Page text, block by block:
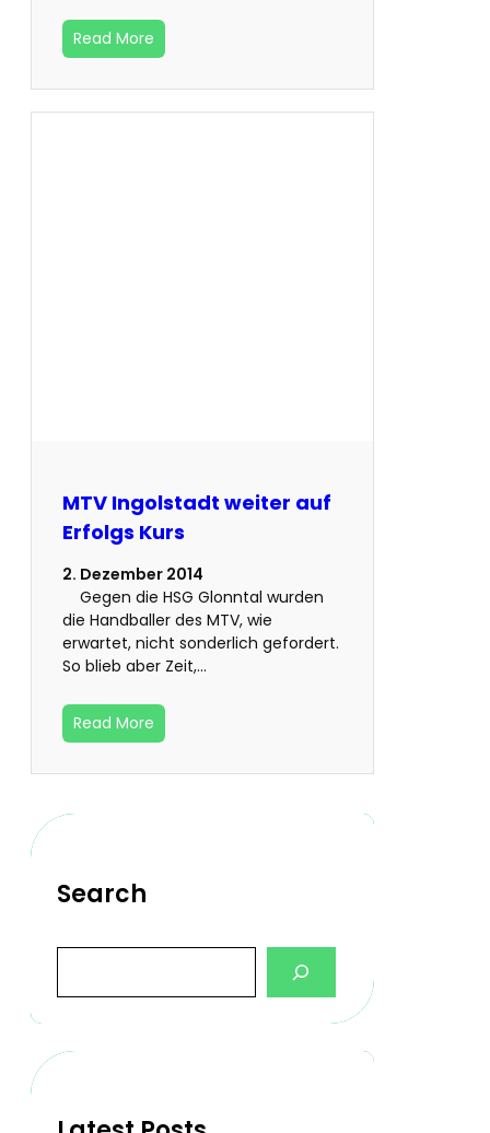
Read More
MTV Ingolstadt weiter auf
Erfolgs Kurs
2. Dezember 2014
Gegen die HSG Glonntal wurden
die Handballer des MTV, wie
erwartet, nicht sonderlich gefordert.
So blieb aber Zeit,…
Read More
Search
a
c